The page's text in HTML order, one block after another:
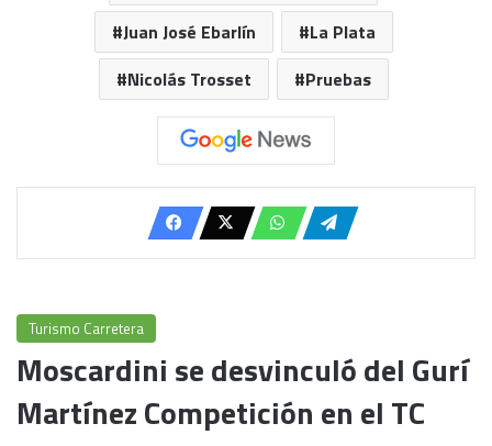
Juan José Ebarlín
La Plata
Nicolás Trosset
Pruebas